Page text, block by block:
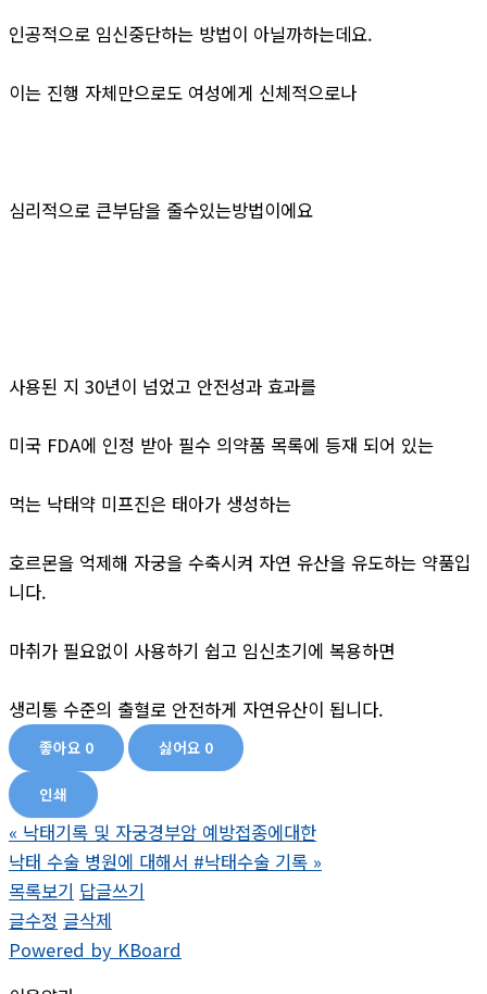
인공적으로 임신중단하는 방법이 아닐까하는데요.
이는 진행 자체만으로도 여성에게 신체적으로나
심리적으로 큰부담을 줄수있는방법이에요
사용된 지 30년이 넘었고 안전성과 효과를
미국 FDA에 인정 받아 필수 의약품 목록에 등재 되어 있는
먹는 낙태약 미프진은 태아가 생성하는
호르몬을 억제해 자궁을 수축시켜 자연 유산을 유도하는 약품입
니다.
마취가 필요없이 사용하기 쉽고 임신초기에 복용하면
생리통 수준의 출혈로 안전하게 자연유산이 됩니다.
좋아요 0 싫어요 0
인쇄
« 낙태기록 및 자궁경부암 예방접종에대한
낙태 수술 병원에 대해서 #낙태수술 기록 »
목록보기 답글쓰기
글수정 글삭제
Powered by KBoard